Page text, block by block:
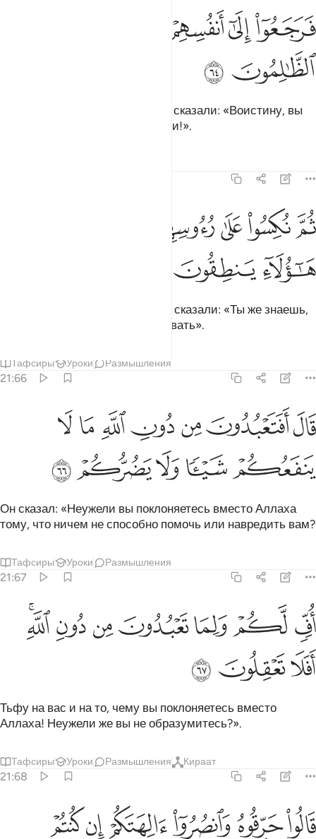
فرجعوا الى انفسهم فقالوا انكم انتم الظالمون ٦٤
فَرَجَعُوٓا۟ إِلَىٰٓ أَنفُسِهِمْ فَقَالُوٓا۟ إِنَّكُمْ أَنتُمُ ٱلظَّـٰلِمُونَ ٦٤
ﱵﱶﱷ
ﱻ ﱼ
Обратившись друг к другу, они сказали: «Воистину, вы
сами являетесь беззаконниками!».
ثم نكسوا على رءوسهم لقد علمت ما هاولاء ينطقون ٦٥
ثُمَّ نُكِسُوا۟ عَلَىٰ رُءُوسِهِمْ لَقَدْ عَلِمْتَ مَا هَـٰٓؤُلَآءِ يَنطِقُونَ ٦٥
ﱽﱾﱿﲀ
ﲄﲅ
Затем они принялись за свое и сказали: «Ты же знаешь,
что они не способны разговаривать».
Тафсиры Уроки Размышления
21:66
قال افتعبدون من دون الله ما لا ينفعكم شييا ولا يضركم ٦٦
قَالَ أَفَتَعْبُدُونَ مِن دُونِ ٱللَّهِ مَا لَا يَنفَعُكُمْ شَيْـًۭٔا وَلَا يَضُرُّكُمْ ٦٦
ﲇﲈﲉﲊﲋﲌﲍ
ﲎﲏﲐﲑﲒ
Он сказал: «Неужели вы поклоняетесь вместо Аллаха
тому, что ничем не способно помочь или навредить вам?
Тафсиры Уроки Размышления
21:67
اف لكم ولما تعبدون من دون الله افلا تعقلون ٦٧
أُفٍّۢ لَّكُمْ وَلِمَا تَعْبُدُونَ مِن دُونِ ٱللَّهِ ۖ أَفَلَا تَعْقِلُونَ ٦٧
ﲓﲔﲕﲖﲗﲘﲙﲚ
ﲛﲜﲝ
Тьфу на вас и на то, чему вы поклоняетесь вместо
Аллаха! Неужели же вы не образумитесь?».
Тафсиры Уроки Размышления Кираат
21:68
قالوا حرقوه وانصروا الهتكم ان كنتم فاعلين ٦٨
قَالُوا۟ حَرِّقُوهُ وَٱنصُرُوٓا۟ ءَالِهَتَكُمْ إِن كُنتُمْ فَـٰعِلِينَ ٦٨
ﲞﲟﲠﲡﲢﲣ